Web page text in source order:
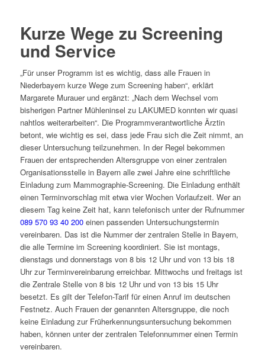
Kurze Wege zu Screening
und Service
„Für unser Programm ist es wichtig, dass alle Frauen in
Niederbayern kurze Wege zum Screening haben“, erklärt
Margarete Murauer und ergänzt: „Nach dem Wechsel vom
bisherigen Partner Mühleninsel zu LAKUMED konnten wir quasi
nahtlos weiterarbeiten“. Die Programmverantwortliche Ärztin
betont, wie wichtig es sei, dass jede Frau sich die Zeit nimmt, an
dieser Untersuchung teilzunehmen. In der Regel bekommen
Frauen der entsprechenden Altersgruppe von einer zentralen
Organisationsstelle in Bayern alle zwei Jahre eine schriftliche
Einladung zum Mammographie-Screening. Die Einladung enthält
einen Terminvorschlag mit etwa vier Wochen Vorlaufzeit. Wer an
diesem Tag keine Zeit hat, kann telefonisch unter der Rufnummer
089 570 93 40 200einen passenden Untersuchungstermin
vereinbaren. Das ist die Nummer der zentralen Stelle in Bayern,
die alle Termine im Screening koordiniert. Sie ist montags,
dienstags und donnerstags von 8 bis 12 Uhr und von 13 bis 18
Uhr zur Terminvereinbarung erreichbar. Mittwochs und freitags ist
die Zentrale Stelle von 8 bis 12 Uhr und von 13 bis 15 Uhr
besetzt. Es gilt der Telefon-Tarif für einen Anruf im deutschen
Festnetz. Auch Frauen der genannten Altersgruppe, die noch
keine Einladung zur Früherkennungsuntersuchung bekommen
haben, können unter der zentralen Telefonnummer einen Termin
vereinbaren.